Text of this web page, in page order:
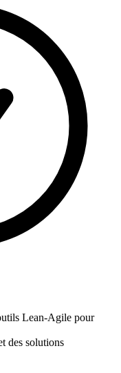
Lean-Agile pour
des solutions